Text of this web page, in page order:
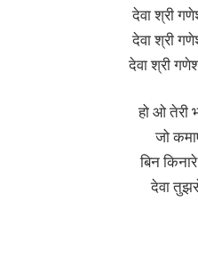
देवा श्री
देवा श्री
देवा श्री
हो ओ तेरी
जो
बिन
देवा